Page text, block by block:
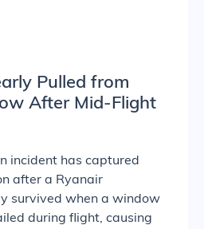
Pulled from
After Mid-Flight
incident has captured
after a Ryanair
survived when a window
during flight, causing